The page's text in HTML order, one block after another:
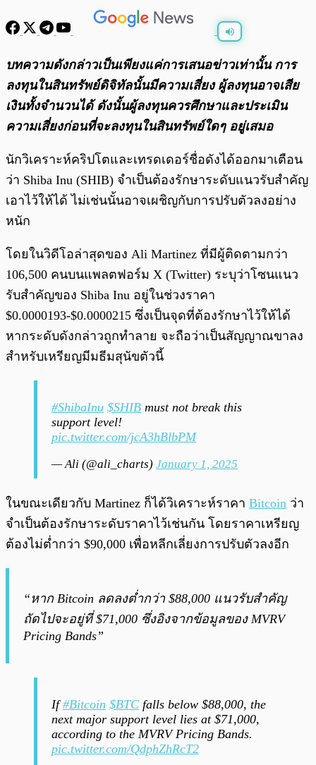
พร้อมเล่น 0:00 /
บทความดังกล่าวเป็นเพียงแค่การเสนอข่าวเท่านั้น การ
ลงทุนในสินทรัพย์ดิจิทัลนั้นมีความเสี่ยง ผู้ลงทุนอาจเสีย
เงินทั้งจำนวนได้ ดังนั้นผู้ลงทุนควรศึกษาและประเมิน
ความเสี่ยงก่อนที่จะลงทุนในสินทรัพย์ใดๆ อยู่เสมอ
นักวิเคราะห์คริปโตและเทรดเดอร์ชื่อดังได้ออกมาเตือน
ว่า Shiba Inu (SHIB) จำเป็นต้องรักษาระดับแนวรับสำคัญ
เอาไว้ให้ได้ ไม่เช่นนั้นอาจเผชิญกับการปรับตัวลงอย่าง
หนัก
โดยในวิดีโอล่าสุดของ Ali Martinez ที่มีผู้ติดตามกว่า
106,500 คนบนแพลตฟอร์ม X (Twitter) ระบุว่าโซนแนว
รับสำคัญของ Shiba Inu อยู่ในช่วงราคา
$0.0000193-$0.0000215 ซึ่งเป็นจุดที่ต้องรักษาไว้ให้ได้
หากระดับดังกล่าวถูกทำลาย จะถือว่าเป็นสัญญาณขาลง
สำหรับเหรียญมีมธีมสุนัขตัวนี้
#ShibaInu $SHIB must not break this
support level!
pic.twitter.com/jcA3hBlbPM
— Ali (@ali_charts) January 1, 2025
ในขณะเดียวกับ Martinez ก็ได้วิเคราะห์ราคา Bitcoin ว่า
จำเป็นต้องรักษาระดับราคาไว้เช่นกัน โดยราคาเหรียญ
ต้องไม่ต่ำกว่า $90,000 เพื่อหลีกเลี่ยงการปรับตัวลงอีก
“หาก Bitcoin ลดลงต่ำกว่า $88,000 แนวรับสำคัญ
ถัดไปจะอยู่ที่ $71,000 ซึ่งอิงจากข้อมูลของ MVRV
Pricing Bands”
If#Bitcoin $BTC falls below $88,000, the
next major support level lies at $71,000,
according to the MVRV Pricing Bands.
pic.twitter.com/QdphZhRcT2